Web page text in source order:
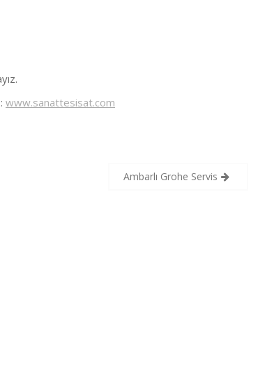
www.sanattesisat.com
Ambarlı Grohe Servis